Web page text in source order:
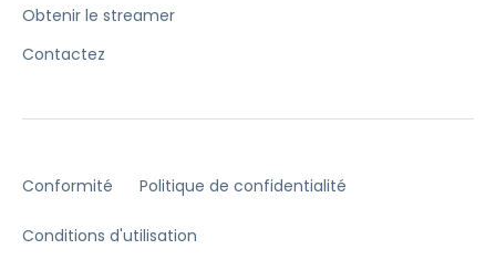
Obtenir le streamer
Contactez
Conformité Politique de confidentialité
Conditions d'utilisation